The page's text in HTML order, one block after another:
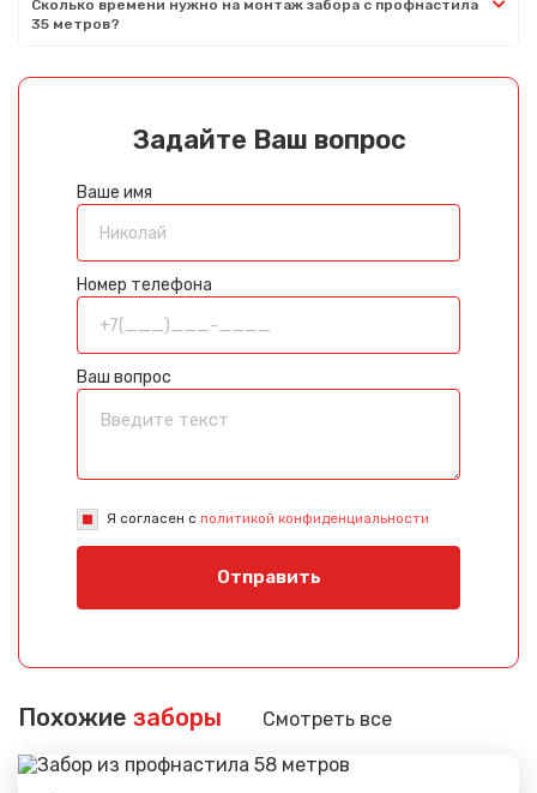
Сколько времени нужно на монтаж забора с профнастила
35 метров?
Задайте Ваш вопрос
Ваше имя
Номер телефона
Ваш вопрос
Я согласен с политикой конфиденциальности
Отправить
Похожие заборы Смотреть все